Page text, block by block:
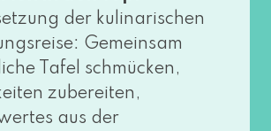
der kuli­na­ri­schen
Gemeinsam
Tafel schmü­cken,
zube­rei­ten,
aus der